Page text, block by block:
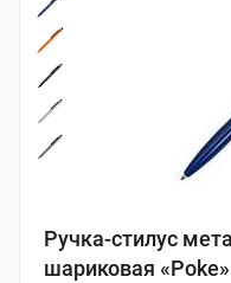
Ручка-стилус
шариковая «Poke»